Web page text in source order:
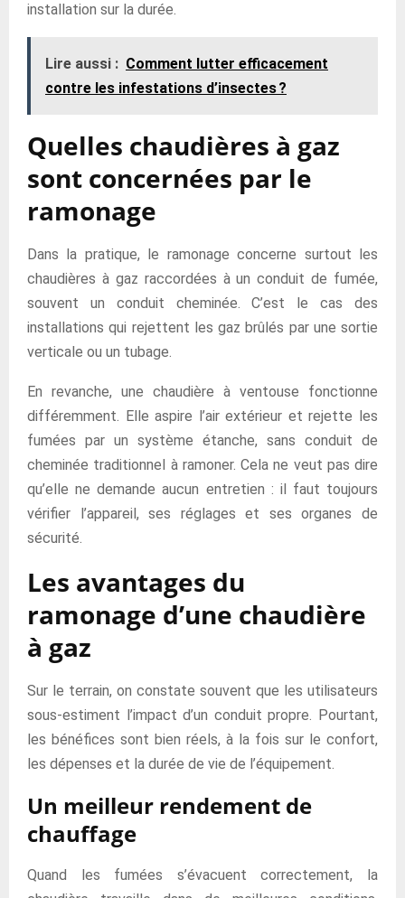
installation sur la durée.
Lire aussi : Comment lutter efficacement
contre les infestations d’insectes ?
Quelles chaudières à gaz
sont concernées par le
ramonage
Dans la pratique, le ramonage concerne surtout les
chaudières à gaz raccordées à un conduit de fumée,
souvent un conduit cheminée. C’est le cas des
installations qui rejettent les gaz brûlés par une sortie
verticale ou un tubage.
En revanche, une chaudière à ventouse fonctionne
différemment. Elle aspire l’air extérieur et rejette les
fumées par un système étanche, sans conduit de
cheminée traditionnel à ramoner. Cela ne veut pas dire
qu’elle ne demande aucun entretien : il faut toujours
vérifier l’appareil, ses réglages et ses organes de
sécurité.
Les avantages du
ramonage d’une chaudière
à gaz
Sur le terrain, on constate souvent que les utilisateurs
sous-estiment l’impact d’un conduit propre. Pourtant,
les bénéfices sont bien réels, à la fois sur le confort,
les dépenses et la durée de vie de l’équipement.
Un meilleur rendement de
chauffage
Quand les fumées s’évacuent correctement, la